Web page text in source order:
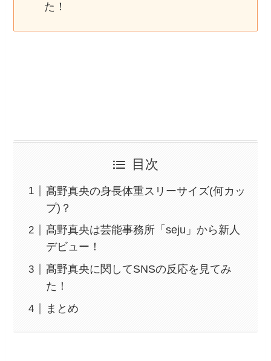
た！
目次
髙野真央の身長体重スリーサイズ(何カッ
プ)？
髙野真央は芸能事務所「seju」から新人
デビュー！
髙野真央に関してSNSの反応を見てみ
た！
まとめ